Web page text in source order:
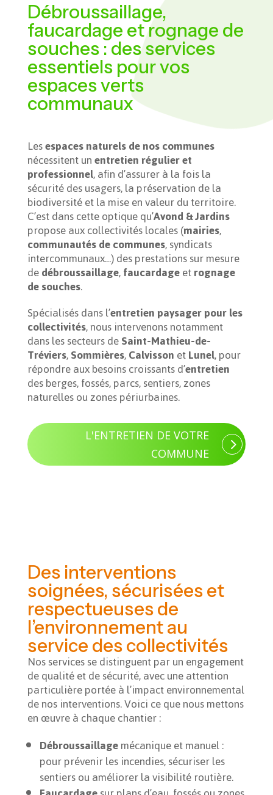
Débroussaillage,
faucardage et rognage de
souches : des services
essentiels pour vos
espaces verts
communaux
Lesespaces naturels de nos communes
nécessitent unentretien régulier et
professionnel, afin d’assurer à la fois la
sécurité des usagers, la préservation de la
biodiversité et la mise en valeur du territoire.
C’est dans cette optique qu’Avond & Jardins
propose aux collectivités locales (mairies,
communautés de communes, syndicats
intercommunaux…) des prestations sur mesure
dedébroussaillage,faucardageetrognage
de souches.
Spécialisés dans l’entretien paysager pour les
collectivités, nous intervenons notamment
dans les secteurs deSaint-Mathieu-de-
Tréviers,Sommières,CalvissonetLunel, pour
répondre aux besoins croissants d’entretien
des berges, fossés, parcs, sentiers, zones
naturelles ou zones périurbaines.
L'ENTRETIEN DE VOTRE
COMMUNE
Des interventions
soignées, sécurisées et
respectueuses de
l’environnement au
service des collectivités
Nos services se distinguent par un engagement
de qualité et de sécurité, avec une attention
particulière portée à l’impact environnemental
de nos interventions. Voici ce que nous mettons
en œuvre à chaque chantier :
Débroussaillagemécanique et manuel :
pour prévenir les incendies, sécuriser les
sentiers ou améliorer la visibilité routière.